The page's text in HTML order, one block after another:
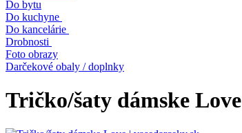
Do bytu
Do kuchyne
Do kancelárie
Drobnosti
Foto obrazy
Darčekové obaly / doplnky
Tričko/šaty dámske Love